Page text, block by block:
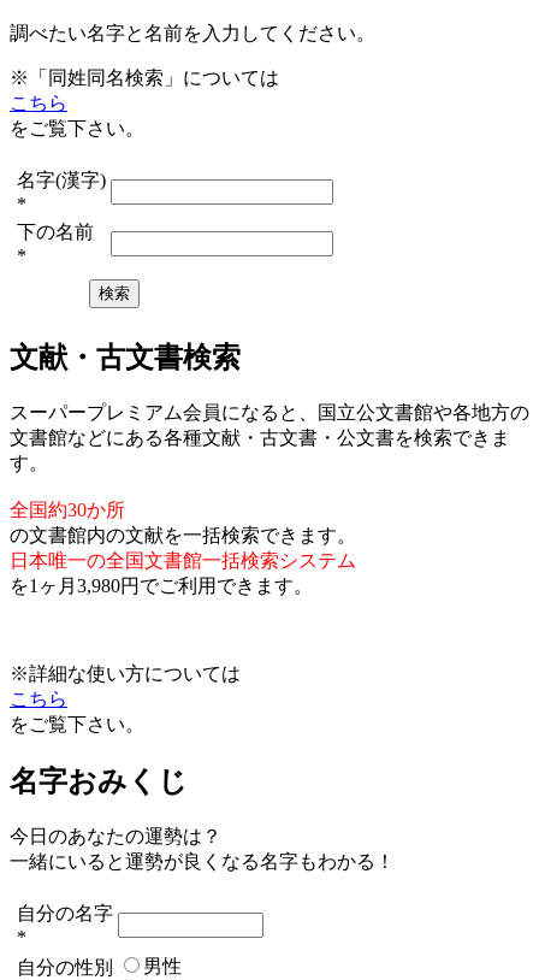
調べたい名字と名前を入力してください。
※「同姓同名検索」については
こちら
をご覧下さい。
名字(漢字)
*
下の名前
*
文献・古文書検索
スーパープレミアム会員になると、国立公文書館や各地方の
文書館などにある各種文献・古文書・公文書を検索できま
す。
全国約30か所
の文書館内の文献を一括検索できます。
日本唯一の全国文書館一括検索システム
を1ヶ月3,980円でご利用できます。
※詳細な使い方については
こちら
をご覧下さい。
名字おみくじ
今日のあなたの運勢は？
一緒にいると運勢が良くなる名字もわかる！
自分の名字
*
自分の性別
男性